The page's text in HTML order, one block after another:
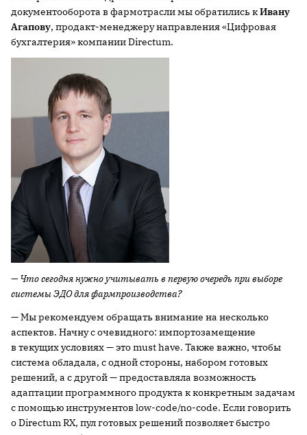
документооборота в фармотрасли мы обратились кИвану
Агапову, продакт-менеджеру направления «Цифровая
бухгалтерия» компании Directum.
— Что сегодня нужно учитывать в первую очередь при выборе
системы ЭДО для фармпроизводства?
— Мы рекомендуем обращать внимание на несколько
аспектов. Начну с очевидного: импортозамещение
в текущих условиях — это must have. Также важно, чтобы
система обладала, с одной стороны, набором готовых
решений, а с другой — предоставляла возможность
адаптации программного продукта к конкретным задачам
с помощью инструментов low-code/no-code. Если говорить
о Directum RX, пул готовых решений позволяет быстро